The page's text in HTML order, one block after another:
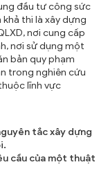
đầu tư công sức
thi là xây dựng
nơi cung cấp
nơi sử dụng một
bản quy phạm
trong nghiên cứu
lĩnh vực
tắc xây dựng
cầu của một thuật